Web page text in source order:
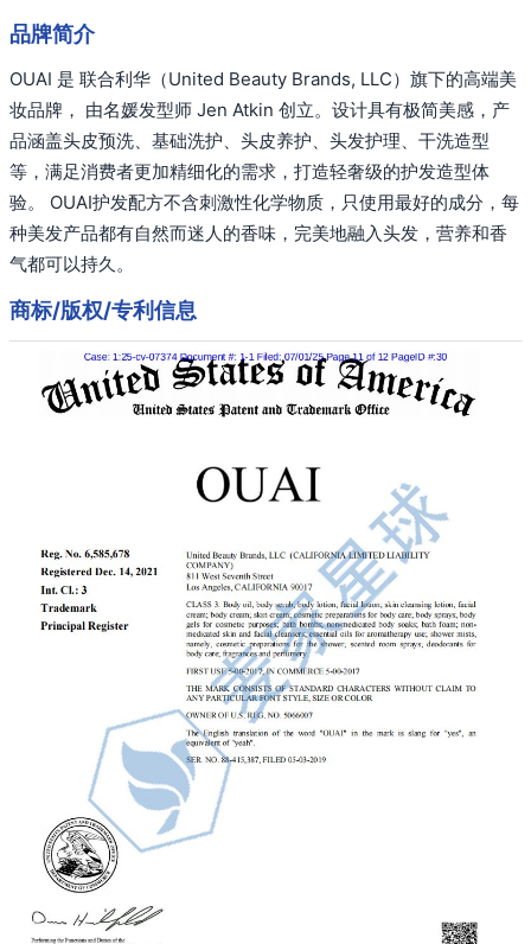
品牌简介
OUAI 是 联合利华（United Beauty Brands, LLC）旗下的高端美
妆品牌， 由名媛发型师 Jen Atkin 创立。设计具有极简美感，产
品涵盖头皮预洗、基础洗护、头皮养护、头发护理、干洗造型
等，满足消费者更加精细化的需求，打造轻奢级的护发造型体
验。 OUAI护发配方不含刺激性化学物质，只使用最好的成分，每
种美发产品都有自然而迷人的香味，完美地融入头发，营养和香
气都可以持久。
商标/版权/专利信息